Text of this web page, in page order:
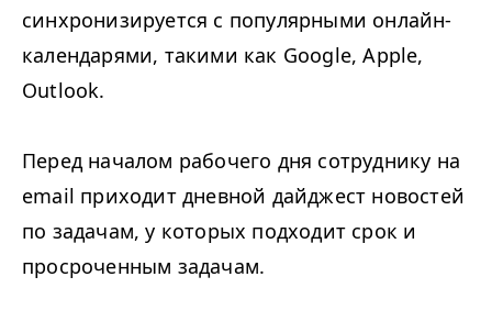
синхронизируется с популярными онлайн-
календарями, такими как Google, Apple,
Outlook.
Перед началом рабочего дня сотруднику на
email приходит дневной дайджест новостей
по задачам, у которых подходит срок и
просроченным задачам.